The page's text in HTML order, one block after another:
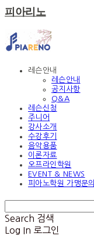
피아리노
레슨안내
레슨안내
공지사항
Q&A
레슨신청
주니어
강사소개
수강후기
음악용품
이론자료
오프라인학원
EVENT & NEWS
피아노학원 가맹문의
Search 검색
Log In 로그인